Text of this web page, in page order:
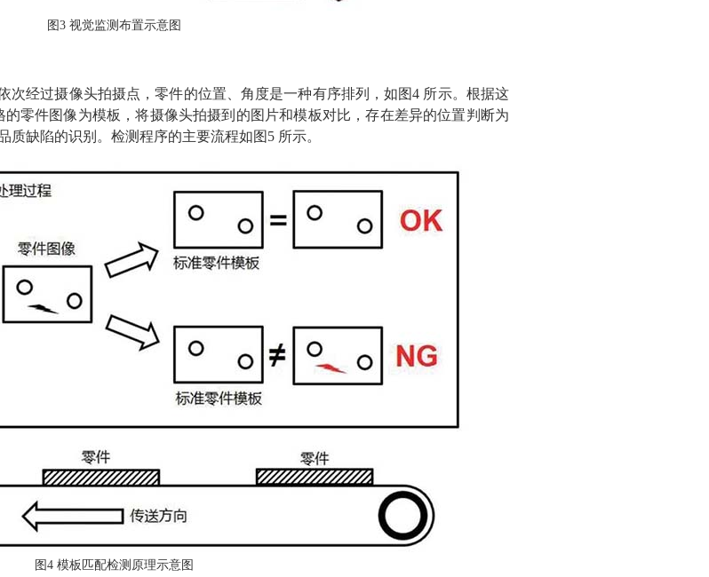
图3 视觉监测布置示意图
次经过摄像头拍摄点，零件的位置、角度是一种有序排列，如图4 所示。根据这
零件图像为模板，将摄像头拍摄到的图片和模板对比，存在差异的位置判断为
缺陷的识别。检测程序的主要流程如图5 所示。
图4 模板匹配检测原理示意图